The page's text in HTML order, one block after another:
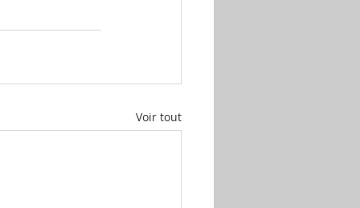
Voir tout